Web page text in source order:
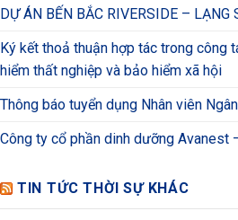
DỰ ÁN BẾN BẮC RIVERSIDE – LẠNG
Ký kết thoả thuận hợp tác trong công
hiểm thất nghiệp và bảo hiểm xã hội
Thông báo tuyển dụng Nhân viên
Công ty cổ phần dinh dưỡng Avanest
TIN TỨC THỜI SỰ KHÁC